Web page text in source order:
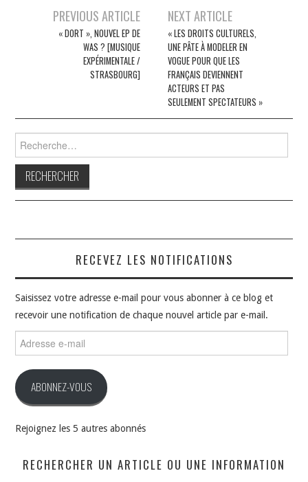
NavigationPREVIOUS ARTICLE
« DORT », NOUVEL EP DE
WAS ? [MUSIQUE
EXPÉRIMENTALE /
STRASBOURG]
NEXT ARTICLE
« LES DROITS CULTURELS,
UNE PÂTE À MODELER EN
VOGUE POUR QUE LES
FRANÇAIS DEVIENNENT
ACTEURS ET PAS
SEULEMENT SPECTATEURS »
RECEVEZ LES NOTIFICATIONS
Saisissez votre adresse e-mail pour vous abonner à ce blog et
recevoir une notification de chaque nouvel article par e-mail.
e-
ABONNEZ-VOUS
Rejoignez les 5 autres abonnés
RECHERCHER UN ARTICLE OU UNE INFORMATION